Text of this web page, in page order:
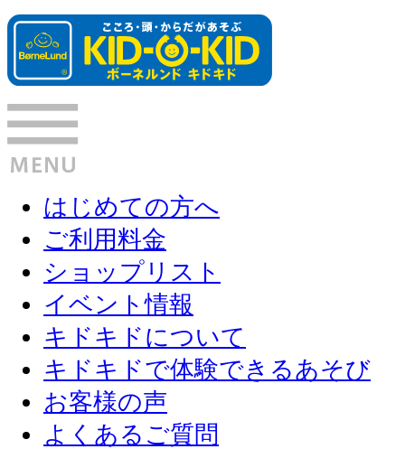
はじめての方へ
ご利用料金
ショップリスト
イベント情報
キドキドについて
キドキドで体験できるあそび
お客様の声
よくあるご質問